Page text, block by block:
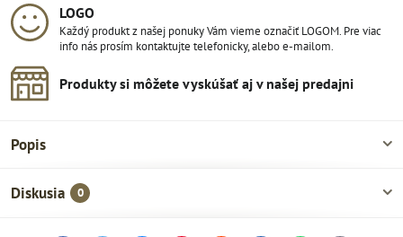
LOGO
Každý produkt z našej ponuky Vám vieme označiť LOGOM. Pre viac
info nás prosím kontaktujte telefonicky, alebo e-mailom.
Produkty si môžete vyskúšať aj v našej predajni
Popis
Diskusia 0